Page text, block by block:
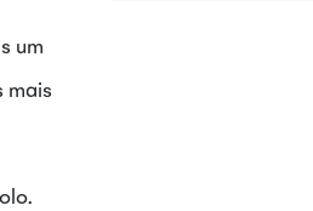
um
mais